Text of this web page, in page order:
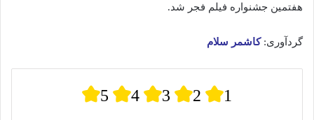
هفتمین جشنواره فیلم فجر شد.
گردآوری:کاشمر سلام
5 4 3 2 1